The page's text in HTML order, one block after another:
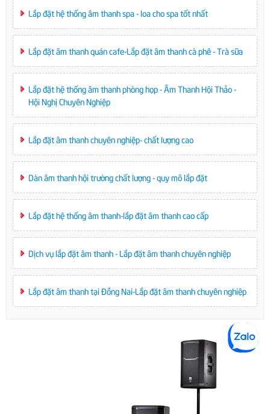
Lắp đặt hệ thống âm thanh spa - loa cho spa tốt nhất
Lắp đặt âm thanh quán cafe-Lắp đặt âm thanh cà phê - Trà sữa
Lắp đặt hệ thống âm thanh phòng họp - Âm Thanh Hội Thảo -
Hội Nghị Chuyên Nghiệp
Lắp đặt âm thanh chuyên nghiệp- chất lượng cao
Dàn âm thanh hội trường chất lượng - quy mô lắp đặt
Lắp đặt hệ thống âm thanh-lắp đặt âm thanh cao cấp
Dịch vụ lắp đặt âm thanh - Lắp đặt âm thanh chuyên nghiệp
Lắp đặt âm thanh tại Đồng Nai-Lắp đặt âm thanh chuyên nghiệp